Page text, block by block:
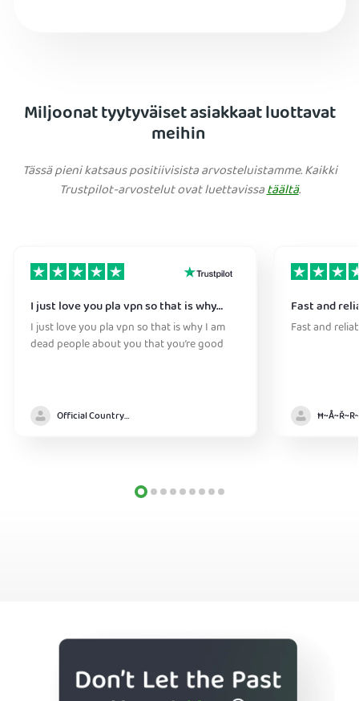
Miljoonat tyytyväiset asiakkaat luottavat
meihin
Tässä pieni katsaus positiivisista arvosteluistamme. Kaikki
Trustpilot-arvostelut ovat luettavissatäältä.
I just love you pla vpn so that is why…
I just love you pla vpn so that is why I am
dead people about you that you’re good
Official Country model
Fast and
Fast and